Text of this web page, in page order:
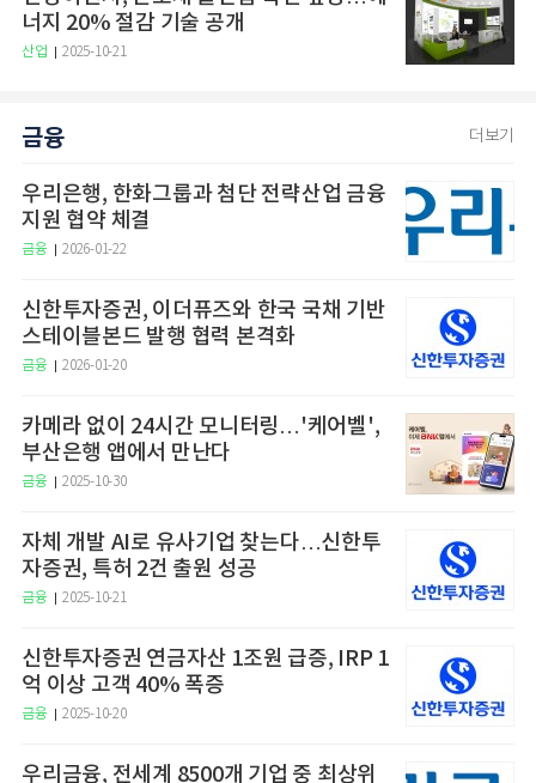
너지 20% 절감 기술 공개
산업 2025-10-21
금융 더보기
우리은행, 한화그룹과 첨단 전략산업 금융
지원 협약 체결
금융 2026-01-22
신한투자증권, 이더퓨즈와 한국 국채 기반
스테이블본드 발행 협력 본격화
금융 2026-01-20
카메라 없이 24시간 모니터링…'케어벨',
부산은행 앱에서 만난다
금융 2025-10-30
자체 개발 AI로 유사기업 찾는다…신한투
자증권, 특허 2건 출원 성공
금융 2025-10-21
신한투자증권 연금자산 1조원 급증, IRP 1
억 이상 고객 40% 폭증
금융 2025-10-20
우리금융, 전세계 8500개 기업 중 최상위